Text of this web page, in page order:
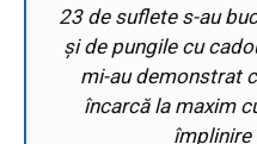
23 de suflete s-au
și de pungile cu
mi-au demonstrat
încarcă la maxim
împlinire